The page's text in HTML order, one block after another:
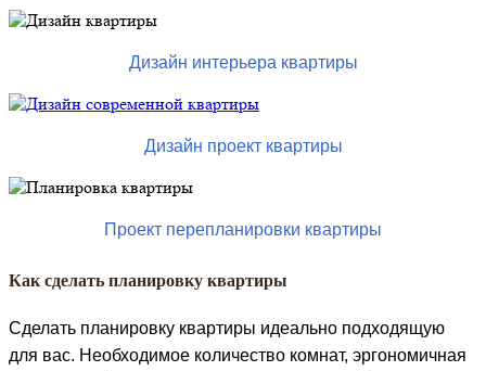
Дизайн интерьера квартиры
Дизайн проект квартиры
Проект перепланировки квартиры
Как сделать планировку квартиры
Сделать планировку квартиры идеально подходящую
для вас. Необходимое количество комнат, эргономичная